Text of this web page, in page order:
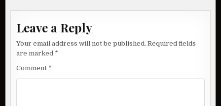
n
a
v
Leave a Reply
Your email address will not be published. Required fields
are marked *
Comment *